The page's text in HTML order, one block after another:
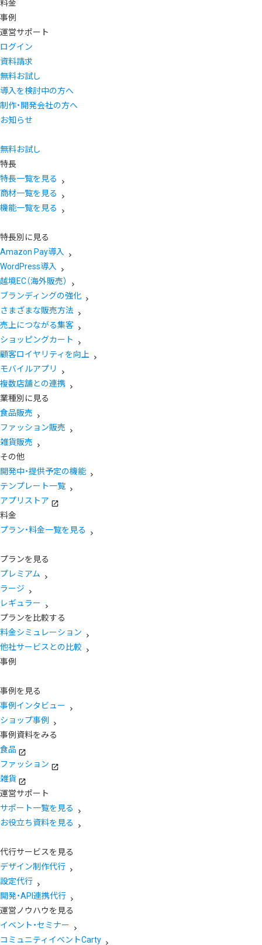
料金
事例
運営サポート
ログイン
資料請求
無料お試し
導入を検討中の方へ
制作・開発会社の方へ
お知らせ
無料お試し
特長
特長一覧を見る
商材一覧を見る
機能一覧を見る
特長別に見る
Amazon Pay導入
WordPress導入
越境EC（海外販売）
ブランディングの強化
さまざまな販売方法
売上につながる集客
ショッピングカート
顧客ロイヤリティを向上
モバイルアプリ
複数店舗との連携
業種別に見る
食品販売
ファッション販売
雑貨販売
その他
開発中・提供予定の機能
テンプレート一覧
アプリストア
料金
プラン・料金一覧を見る
プランを見る
プレミアム
ラージ
レギュラー
プランを比較する
料金シミュレーション
他社サービスとの比較
事例
事例を見る
事例インタビュー
ショップ事例
事例資料をみる
食品
ファッション
雑貨
運営サポート
サポート一覧を見る
お役立ち資料を見る
代行サービスを見る
デザイン制作代行
設定代行
開発・API連携代行
運営ノウハウを見る
イベント・セミナー
コミュニティイベントCarty